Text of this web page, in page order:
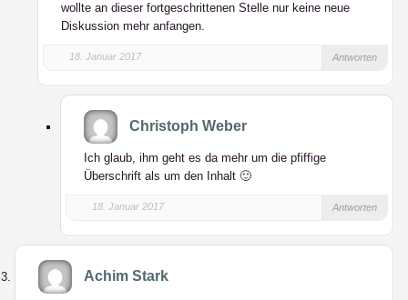
wollte an dieser fortgeschrittenen Stelle nur keine neue
Diskussion mehr anfangen.
18. Januar 2017 Antworten
Christoph Weber
Ich glaub, ihm geht es da mehr um die pfiffige
Überschrift als um den Inhalt 🙂
18. Januar 2017 Antworten
Achim Stark